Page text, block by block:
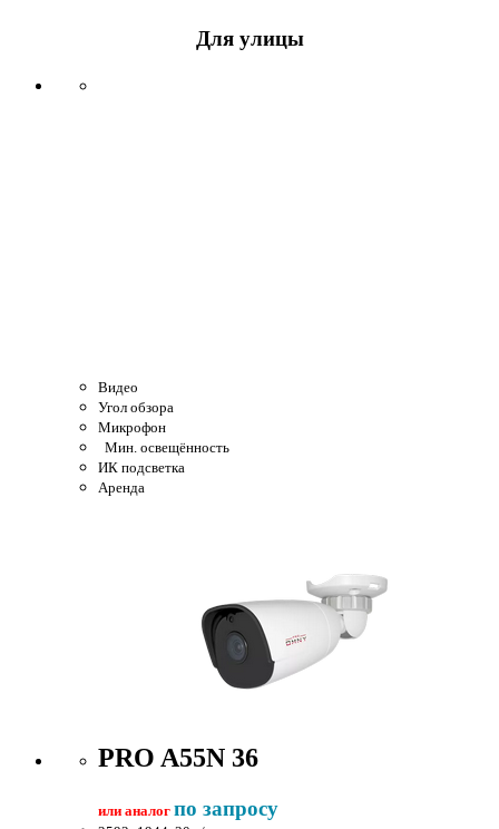
Для улицы
Видео
Угол обзора
Микрофон
Мин. освещённость
ИК подсветка
Аренда
PRO A55N 36
или аналог по запросу